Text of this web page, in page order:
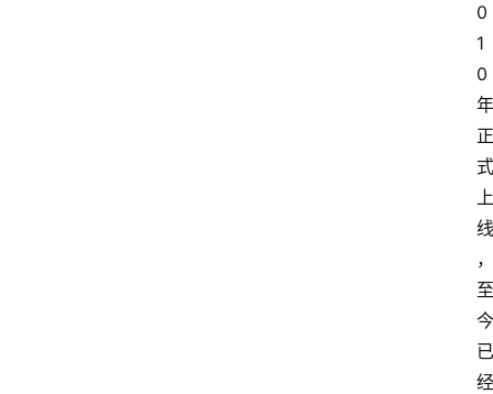
0
1
0
年
正
式
上
线
，
至
今
已
经